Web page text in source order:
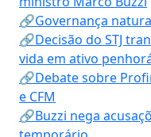
🔗Governança
🔗Decisão do STJ
vida em ativo
🔗Debate sobre
e CFM
🔗Buzzi nega